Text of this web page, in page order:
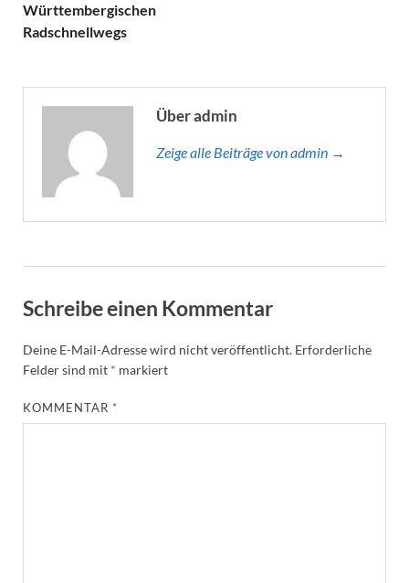
Württembergischen
Radschnellwegs
Über admin
Zeige alle Beiträge von admin →
Schreibe einen Kommentar
Deine E-Mail-Adresse wird nicht veröffentlicht. Erforderliche
Felder sind mit * markiert
KOMMENTAR*